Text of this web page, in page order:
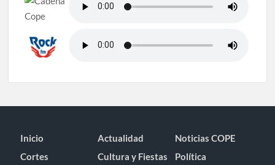
Inicio Actualidad
Noticias COPE
Cortes
Cultura y Fiestas Política